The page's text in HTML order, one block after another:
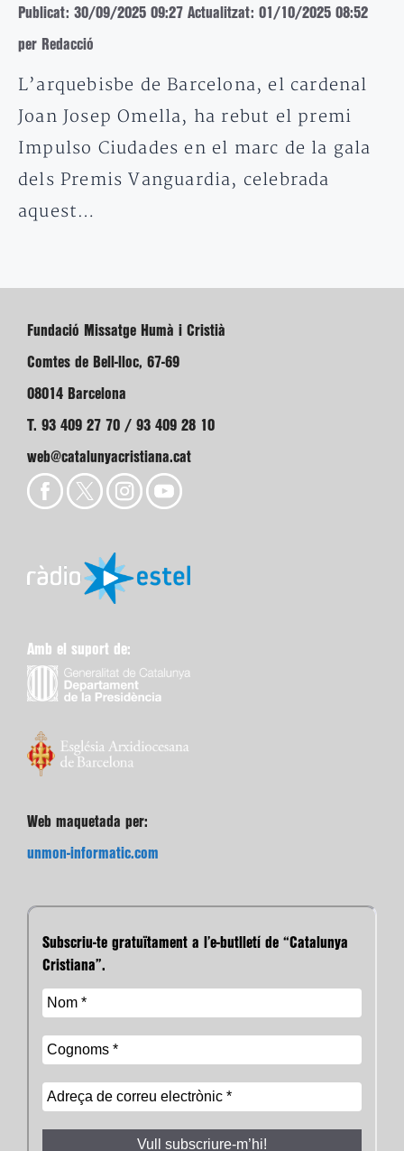
Publicat: 30/09/2025 09:27 Actualitzat: 01/10/2025 08:52
per Redacció
L’arquebisbe de Barcelona, el cardenal
Joan Josep Omella, ha rebut el premi
Impulso Ciudades en el marc de la gala
dels Premis Vanguardia, celebrada
aquest…
Fundació Missatge Humà i Cristià
Comtes de Bell-lloc, 67-69
08014 Barcelona
T. 93 409 27 70 / 93 409 28 10
web@catalunyacristiana.cat
Amb el suport de:
Web maquetada per:
unmon-informatic.com
Subscriu-te gratuïtament a l’e-butlletí de “Catalunya
Cristiana”.